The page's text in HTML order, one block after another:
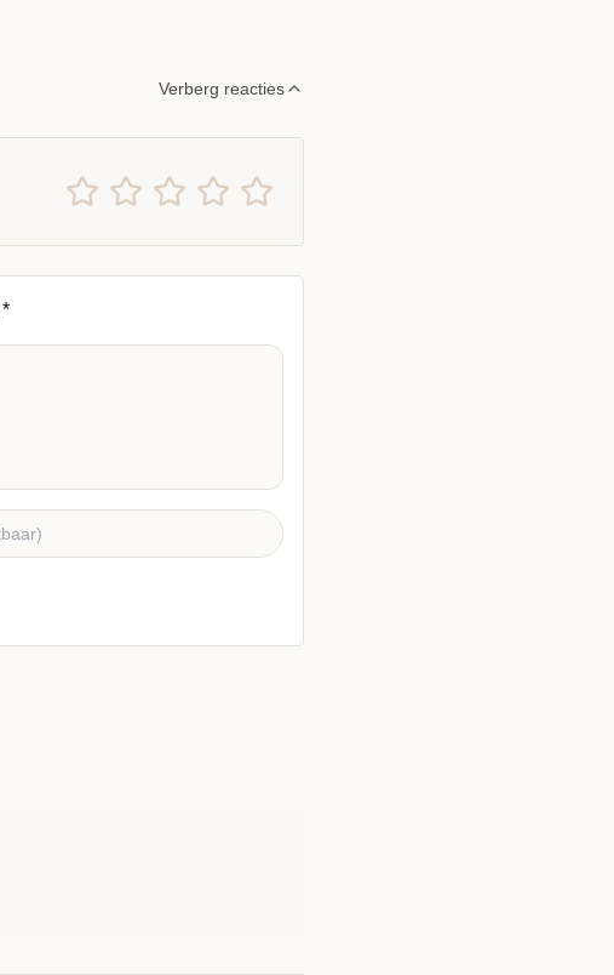
Verberg reacties
*